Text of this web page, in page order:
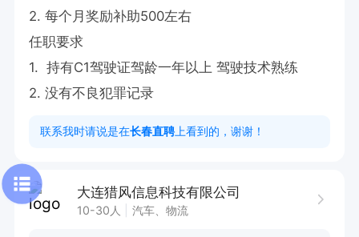
2. 每个月奖励补助500左右
任职要求
1.  持有C1驾驶证驾龄一年以上 驾驶技术熟练
2. 没有不良犯罪记录
联系我时请说是在长春直聘 上看到的，谢谢！
大连猎风信息科技有限公司
10-30人 汽车、物流